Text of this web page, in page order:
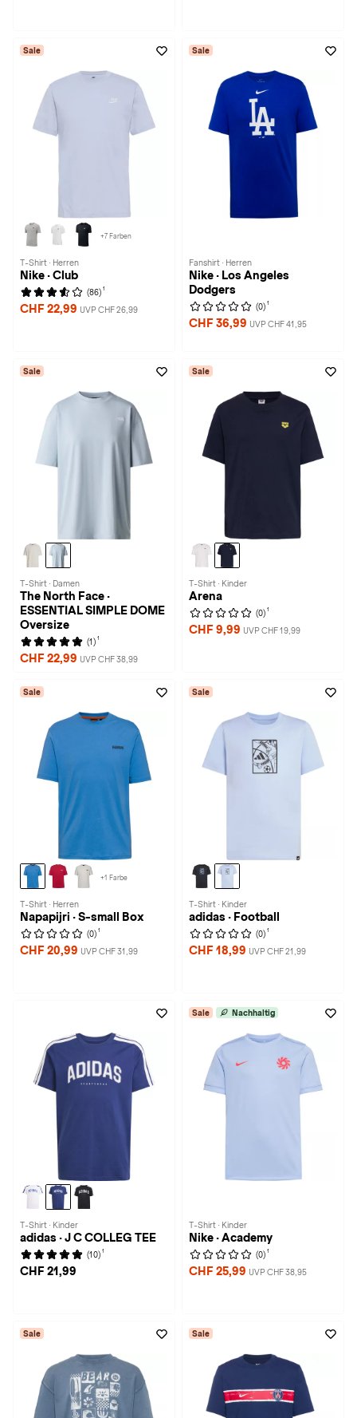
Sale
+7 Farben
T-Shirt · Herren
Nike · Club
(86) 1
CHF 22,99 UVP CHF 26,99
Sale
Fanshirt · Herren
Nike · Los Angeles
Dodgers
(0) 1
CHF 36,99 UVP CHF 41,95
Sale
T-Shirt · Damen
The North Face ·
ESSENTIAL SIMPLE DOME
Oversize
(1) 1
CHF 22,99 UVP CHF 38,99
Sale
T-Shirt · Kinder
Arena
(0) 1
CHF 9,99 UVP CHF 19,99
Sale
+1 Farbe
T-Shirt · Herren
Napapijri · S-small Box
(0) 1
CHF 20,99 UVP CHF 31,99
Sale
T-Shirt · Kinder
adidas · Football
(0) 1
CHF 18,99 UVP CHF 21,99
T-Shirt · Kinder
adidas · J C COLLEG TEE
(10) 1
CHF 21,99
Sale Nachhaltig
T-Shirt · Kinder
Nike · Academy
(0) 1
CHF 25,99 UVP CHF 38,95
Sale Sale